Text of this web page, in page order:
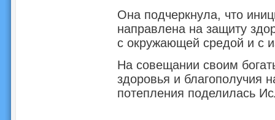
Она подчеркнула, что
направлена на защиту
с окружающей средой и с
На совещании своим
здоровья и благополучия
потепления поделилась